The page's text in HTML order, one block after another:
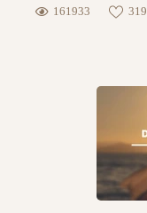
161933 319